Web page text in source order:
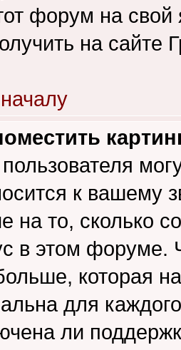
форум на
на сайте
к вашему
на то, сколько
в этом форуме.
которая
для
ли